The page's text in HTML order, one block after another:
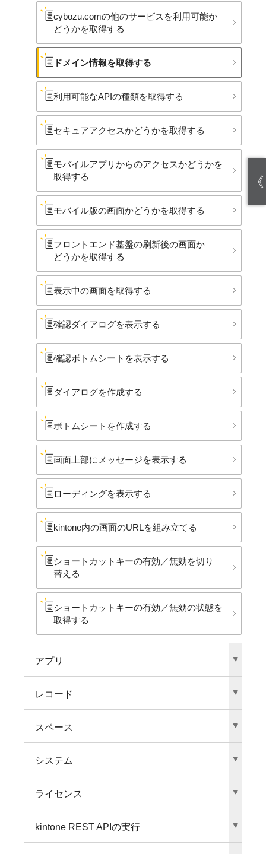
cybozu.comの​他の​サービスを​利用可能か​
どうかを​取得する
ドメイン情報を​取得する
利用可能な​APIの​種類を​取得する
セキュアアクセスか​どうかを​取得する
モバイルアプリからの​アクセスか​どうかを​
取得する
モバイル版の​画面か​どうかを​取得する
フロントエンド基盤の​刷新後の​画面か​
どうかを​取得する
表示中の​画面を​取得する
確認ダイアログを​表示する
確認ボトムシートを​表示する
ダイアログを​作成する
ボトムシートを​作成する
画面上部に​メッセージを​表示する
ローディングを​表示する
kintone内の​画面の​URLを​組み立てる
ショートカットキーの​有効／無効を​切り​
替える
ショートカットキーの​有効／無効の​状態を​
取得する
アプリ
レコード
スペース
システム
ライセンス
kintone REST APIの​実行
《